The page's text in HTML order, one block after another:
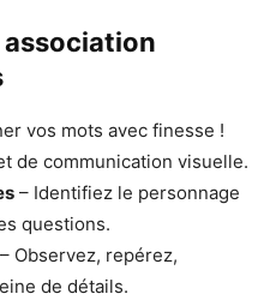
vos mots avec finesse !
de communication visuelle.
– Identifiez le personnage
questions.
– Observez, repérez,
de détails.